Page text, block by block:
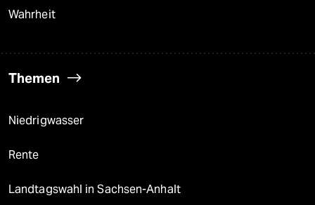
Wahrheit
Themen
Niedrigwasser
Rente
Landtagswahl in Sachsen-Anhalt